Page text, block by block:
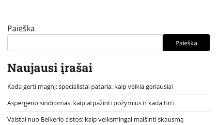
Paieška
Paieška
Naujausi įrašai
Kada gerti magnį: specialistai pataria, kaip veikia geriausiai
Aspergerio sindromas: kaip atpažinti požymius ir kada tirti
Vaistai nuo Beikerio cistos: kaip veiksmingai malšinti skausmą